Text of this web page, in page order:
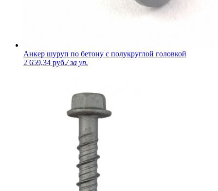
Анкер шуруп по бетону с полукруглой головкой
2 659,34 руб./ за уп.